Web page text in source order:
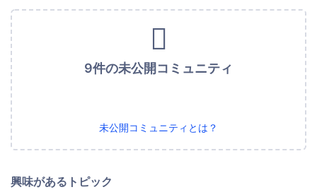
9件の未公開コミュニティ
未公開コミュニティとは？
興味があるトピック